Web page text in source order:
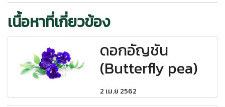
เนื้อหาที่เกี่ยวข้อง
ดอกอัญชัน
(Butterfly pea)
2 เม.ย 2562